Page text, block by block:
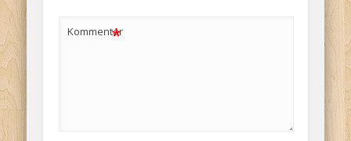
Kommentar
*